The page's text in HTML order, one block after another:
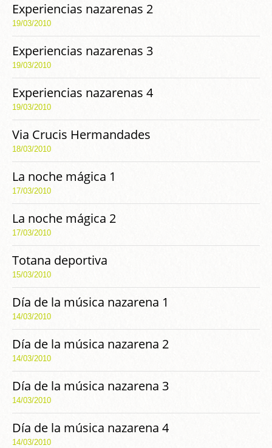
Experiencias nazarenas 2
19/03/2010
Experiencias nazarenas 3
19/03/2010
Experiencias nazarenas 4
19/03/2010
Via Crucis Hermandades
18/03/2010
La noche mágica 1
17/03/2010
La noche mágica 2
17/03/2010
Totana deportiva
15/03/2010
Día de la música nazarena 1
14/03/2010
Día de la música nazarena 2
14/03/2010
Día de la música nazarena 3
14/03/2010
Día de la música nazarena 4
14/03/2010